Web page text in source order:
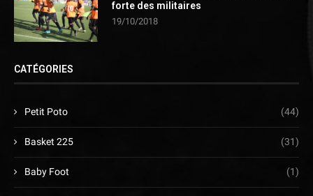
forte des militaires
19/10/2018
CATÉGORIES
Petit Poto (44)
Basket 225 (31)
Baby Foot (1)